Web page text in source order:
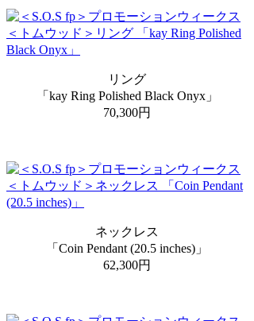
リング
「kay Ring Polished Black Onyx」
70,300円
ネックレス
「Coin Pendant (20.5 inches)」
62,300円